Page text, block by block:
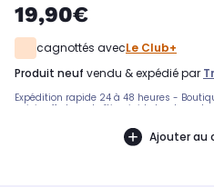
19,90€
cagnottés avecLe Club+
produit neuf vendu & expédié par
Expédition rapide 24 à 48 heures -
suivie offerte en boîtier rigide haute
Ajouter au